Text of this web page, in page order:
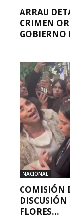
ARRAU
CRIMEN
GOBIERNO
NACIONAL
COMISIÓN
FLORES...